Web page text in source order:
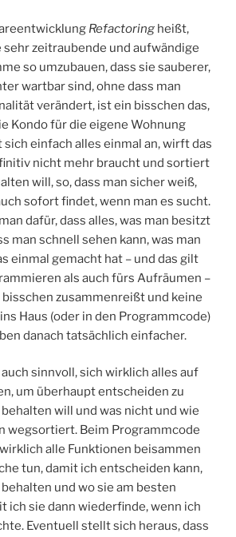
Refactoring heißt,
zeitraubende und aufwändige
so umzubauen, dass sie sauberer,
wartbar sind, ohne dass man
verändert, ist ein bisschen das,
Kondo für die eigene Wohnung
sich einfach alles einmal an, wirft das
nicht mehr braucht und sortiert
will, so, dass man sicher weiß,
sofort findet, wenn man es sucht.
dafür, dass alles, was man besitzt
man schnell sehen kann, was man
einmal gemacht hat – und das gilt
als auch fürs Aufräumen –
bisschen zusammenreißt und keine
Haus (oder in den Programmcode)
danach tatsächlich einfacher.
sinnvoll, sich wirklich alles auf
um überhaupt entscheiden zu
will und was nicht und wie
wegsortiert. Beim Programmcode
alle Funktionen beisammen
tun, damit ich entscheiden kann,
und wo sie am besten
ich sie dann wiederfinde, wenn ich
Eventuell stellt sich heraus, dass